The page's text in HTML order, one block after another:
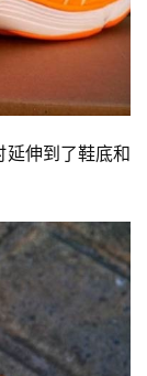
伸到了鞋底和